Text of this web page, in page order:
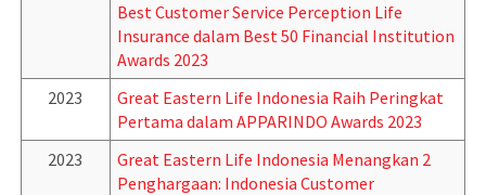
Best Customer Service Perception Life
Insurance dalam Best 50 Financial Institution
Awards 2023
2023
Great Eastern Life Indonesia Raih Peringkat
Pertama dalam APPARINDO Awards 2023
2023
Great Eastern Life Indonesia Menangkan 2
Penghargaan: Indonesia Customer